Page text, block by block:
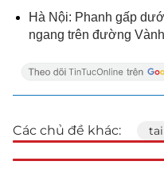
Hà Nội: Phanh gấp
ngang trên đường
Các chủ đề khác: